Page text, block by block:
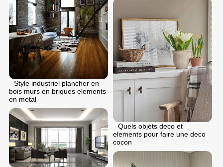
Style industriel plancher en
bois murs en briques elements
en metal
Quels objets deco et
elements pour faire une deco
cocon